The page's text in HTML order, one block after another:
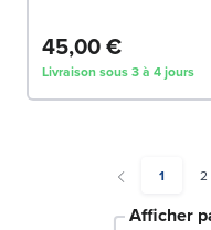
45,00 €
Livraison sous 3 à 4 jours
You're
1 2
Afficher